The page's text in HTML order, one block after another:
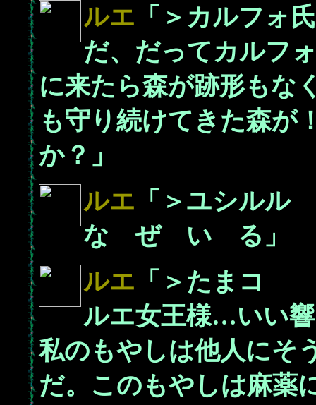
ルエ 「＞カルフォ氏
だ、だってカルフ
に来たら森が跡形もな
も守り続けてきた森が
か？」
ルエ 「＞ユシルル
な ぜ い る」
ルエ 「＞たまコ
ルエ女王様…いい
私のもやしは他人にそ
だ。このもやしは麻薬